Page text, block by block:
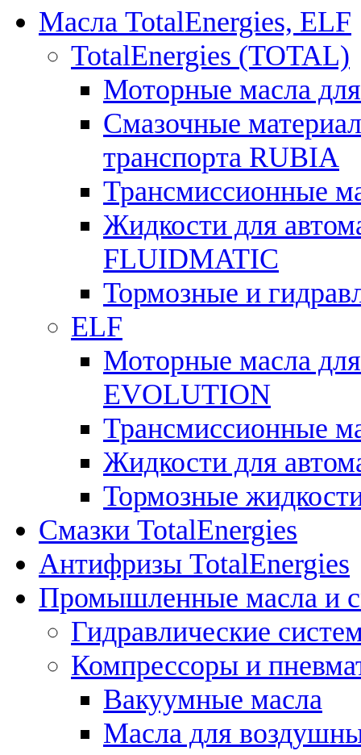
Масла TotalEnergies, ELF
TotalEnergies (TOTAL)
Моторные масла
Смазочные
транспорта RUBIA
Трансмиссионные
Жидкости для
FLUIDMATIC
Тормозные и
ELF
Моторные масла
EVOLUTION
Трансмиссионные
Жидкости для
Тормозные
Смазки TotalEnergies
Антифризы TotalEnergies
Промышленные масла и
Гидравлические
Компрессоры и
Вакуумные масла
Масла для